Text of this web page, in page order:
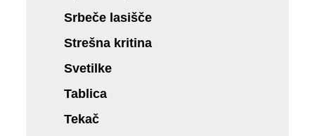
Srbeče lasišče
Strešna kritina
Svetilke
Tablica
Tekač